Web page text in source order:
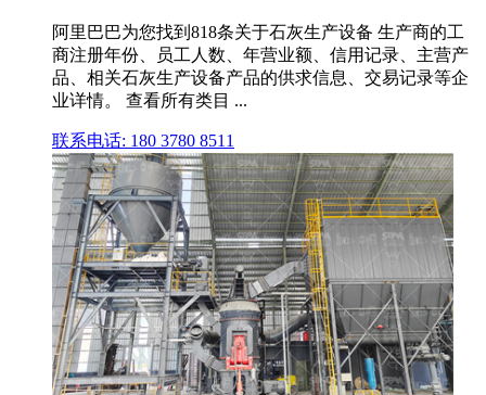
阿里巴巴为您找到818条关于石灰生产设备 生产商的工
商注册年份、员工人数、年营业额、信用记录、主营产
品、相关石灰生产设备产品的供求信息、交易记录等企
业详情。 查看所有类目 ...
联系电话: 180 3780 8511